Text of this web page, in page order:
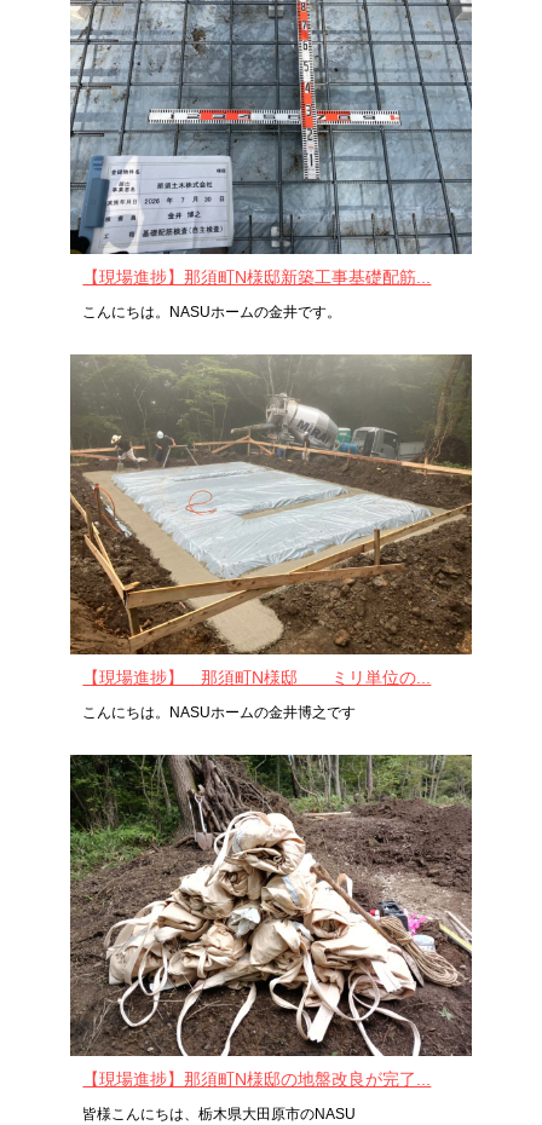
【現場進捗】那須町N様邸新築工事基礎配筋...
こんにちは。NASUホームの金井です。
【現場進捗】 那須町N様邸 ミリ単位の...
こんにちは。NASUホームの金井博之です
【現場進捗】那須町N様邸の地盤改良が完了...
皆様こんにちは、栃木県大田原市のNASU